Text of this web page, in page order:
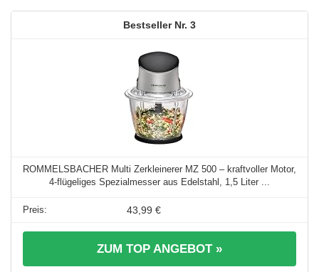
3
ROMMELSBACHER Multi Zerkleinerer MZ 500 – kraftvoller Motor,
4-flügeliges Spezialmesser aus Edelstahl, 1,5 Liter ...
43,99 €
ZUM TOP ANGEBOT »